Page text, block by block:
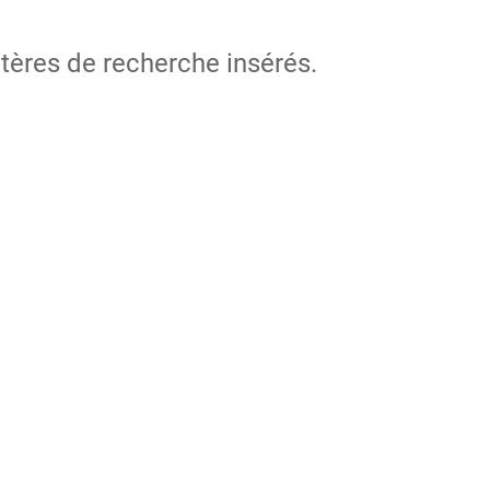
de recherche insérés.